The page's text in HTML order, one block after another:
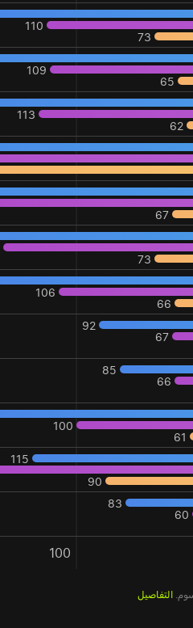
110
73
109
65
113
62
67
73
106
66
92
67
85
66
100
61
115
90
83
60
100
التفاصيل